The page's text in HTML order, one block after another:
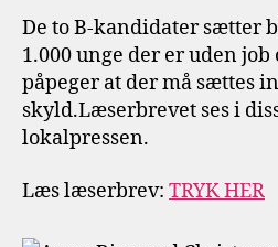
De to B-kandidater sætter
1.000 unge der er uden job
påpeger at der må sættes
skyld.Læserbrevet ses i
lokalpressen.
Læs læserbrev: TRYK HER